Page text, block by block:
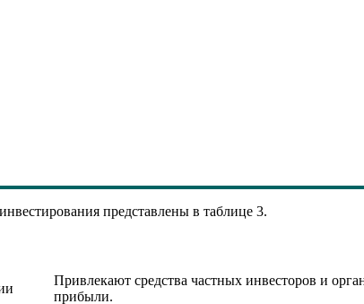
представлены в таблице 3.
Привлекают средства частных инвесторов и
прибыли.